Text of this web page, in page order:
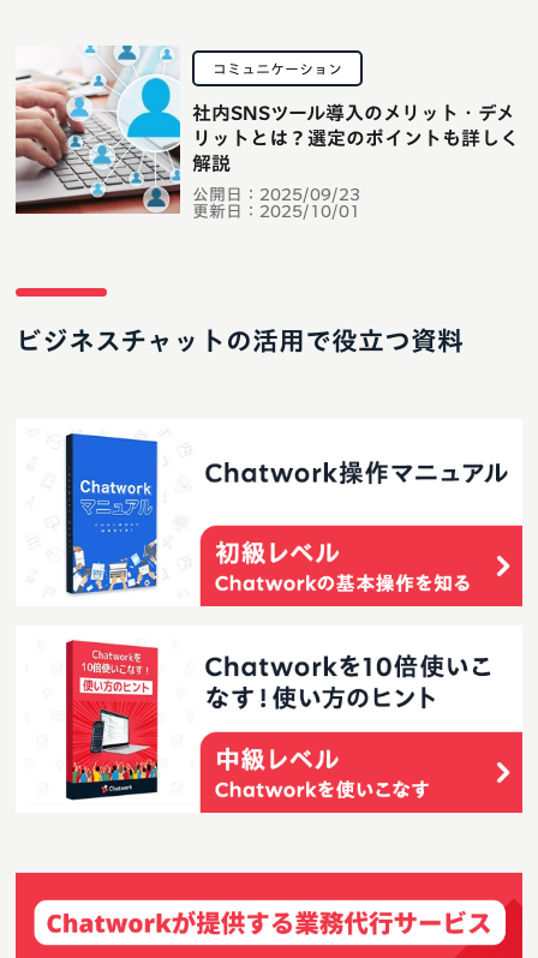
コミュニケーション
公開日： 2025/09/23
更新日： 2025/10/01
社内SNSツール導入のメリット・デメ
リットとは？選定のポイントも詳しく
解説
ビジネスチャットの活用で役立つ資料